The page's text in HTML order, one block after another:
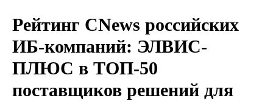
Рейтинг CNews российских
ИБ-компаний: ЭЛВИС-
ПЛЮС в ТОП-50
поставщиков решений для